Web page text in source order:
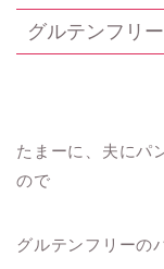
グルテンフリ
たまーに、夫にパ
ので
グルテンフリーの